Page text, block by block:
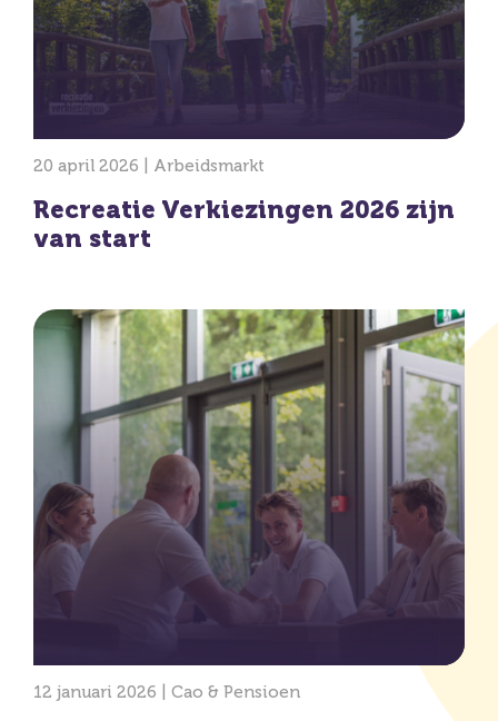
20 april 2026 | Arbeidsmarkt
Recreatie Verkiezingen 2026 zijn
van start
12 januari 2026 | Cao & Pensioen